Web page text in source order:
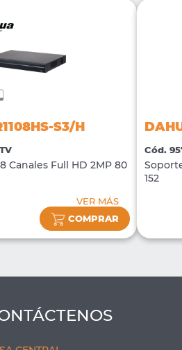
S3/H
Canales Full HD 2MP 80
VER MÁS
COMPRAR
Cód.
152